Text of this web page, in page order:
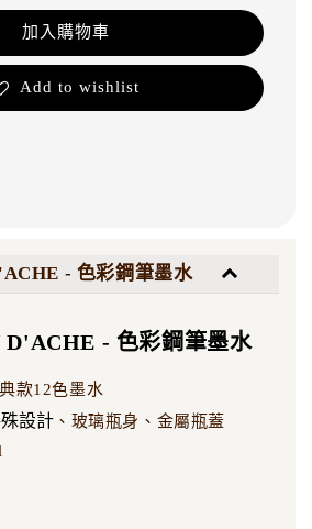
加入購物車
Add to wishlist
- 色彩鋼筆墨水
D'ACHE - 色彩鋼筆墨水
款12色墨水
設計 、玻璃瓶身、金屬瓶蓋